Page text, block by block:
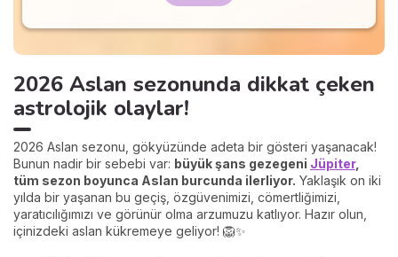
2026 Aslan sezonunda dikkat çeken
astrolojik olaylar!
2026 Aslan sezonu, gökyüzünde adeta bir gösteri yaşanacak!
Bunun nadir bir sebebi var: büyük şans gezegeni Jüpiter,
tüm sezon boyunca Aslan burcunda ilerliyor. Yaklaşık on iki
yılda bir yaşanan bu geçiş, özgüvenimizi, cömertliğimizi,
yaratıcılığımızı ve görünür olma arzumuzu katlıyor. Hazır olun,
içinizdeki aslan kükremeye geliyor! 🦁✨